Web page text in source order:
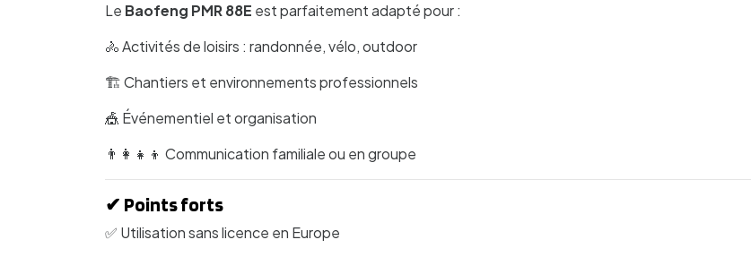
Le Baofeng PMR 88E est parfaitement adapté pour :
🚴 Activités de loisirs : randonnée, vélo, outdoor
🏗️ Chantiers et environnements professionnels
🎪 Événementiel et organisation
👨‍👩‍👧‍👦 Communication familiale ou en groupe
✔ Points forts
✅ Utilisation sans licence en Europe